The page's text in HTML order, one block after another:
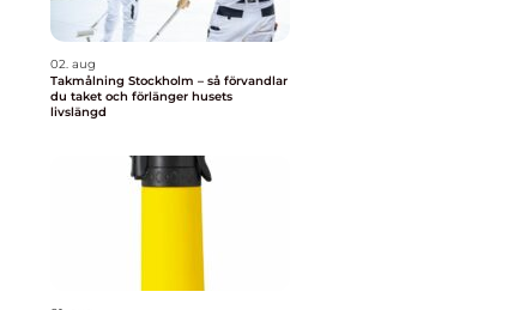
02. aug
Takmålning Stockholm – så förvandlar
du taket och förlänger husets
livslängd